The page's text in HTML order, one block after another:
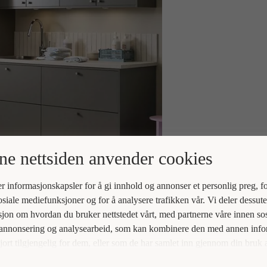
nettsiden anvender cookies
informasjonskapsler for å gi innhold og annonser et personlig preg,
mediefunksjoner og for å analysere trafikken vår. Vi deler
om hvordan du bruker nettstedet vårt, med partnerne våre innen
og analysearbeid, som kan kombinere den med annen
tilgjengelig for dem, eller som de har samlet inn gjennom din bruk